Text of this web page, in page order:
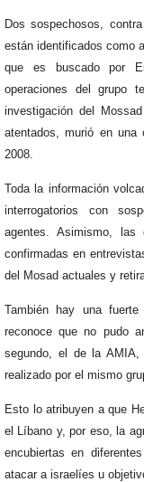
Dos sospechosos,
están identificados como
que es buscado por
operaciones del grupo
investigación del
atentados, murió en una
2008.
Toda la información
interrogatorios con
agentes. Asimismo, las
confirmadas en
del Mosad actuales y
También hay una
reconoce que no pudo
segundo, el de la
realizado por el mismo
Esto lo atribuyen a que
el Líbano y, por eso, la
encubiertas en
atacar a israelíes u